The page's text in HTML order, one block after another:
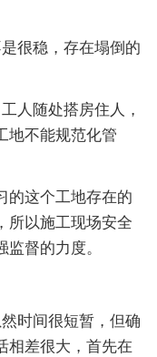
很稳，存在塌倒的
人随处搭房住人，
地不能规范化管
的这个工地存在的
所以施工现场安全
督的力度。
时间很短暂，但确
相差很大，首先在